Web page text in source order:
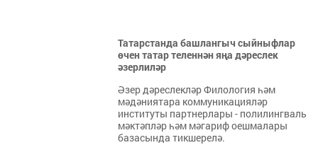
Татарстанда башлангыч сыйныфлар
өчен татар теленнән яңа дәреслек
әзерлиләр
Әзер дәреслекләр Филология һәм
мәдәниятара коммуникацияләр
институты партнерлары - полилингваль
мәктәпләр һәм мәгариф оешмалары
базасында тикшерелә.